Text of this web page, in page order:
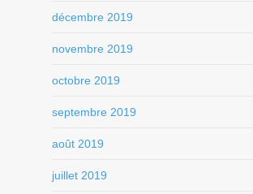
décembre 2019
novembre 2019
octobre 2019
septembre 2019
août 2019
juillet 2019